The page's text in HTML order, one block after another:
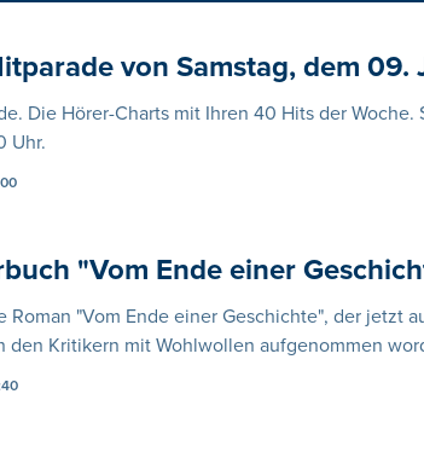
von Samstag, dem 09.
Die Hörer-Charts mit Ihren 40 Hits der Woche.
Uhr.
"Vom Ende einer
Roman "Vom Ende einer Geschichte", der jetzt
den Kritikern mit Wohlwollen aufgenommen